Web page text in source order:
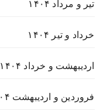
تیر و مرداد ۱۴۰۴
خرداد و تیر ۱۴۰۴
اردیبهشت و خرداد ۱۴۰۴
فروردین و اردیبهشت ۱۴۰۴